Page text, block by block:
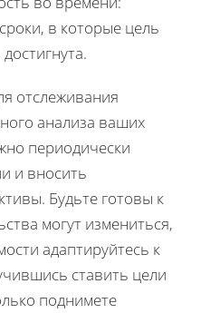
в которые цель
отслеживания
анализа ваших
периодически
и вносить
Будьте готовы к
могут измениться,
адаптируйтесь к
ставить цели
поднимете